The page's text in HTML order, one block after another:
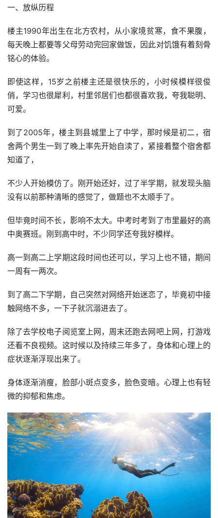
一、放纵历程
楼主1990年出生在北方农村，从小家境贫寒，食不果腹，
每天晚上都要等父母劳动完回家做饭，因此对饥饿有着刻骨
铭心的体验。
即使这样，15岁之前楼主还是很快乐的，小时候模样很俊
俏，学习也很犀利，村里邻居们也都很喜欢我，夸我聪明、
可爱。
到了2005年，楼主到县城里上了中学，那时候是初二，宿
舍两个男生一到了晚上率先开始自渎了，紧接着整个宿舍都
知道了，
不少人开始模仿了。刚开始还好，过了半学期，就发现头脑
没有以前那种清晰的感觉了，做题也不太顺手了。
但毕竟时间不长，影响不太大。中考时考到了市里最好的高
中奥赛班。刚到高中时，不少同学还夸我好模样。
高一到高二上学期这段时间也还可以，学习上也不错，期间
一周有一两次。
到了高二下学期，自己突然对网络开始迷恋了，毕竟初中接
触网络不多，一下子就沉溺进去了。
除了去学校电子阅览室上网，周末还跑去网吧上网，打游戏
还看不良视频。这时候以及持续三年多了，身体和心理上的
症状逐渐浮现出来了。
身体逐渐消瘦，脸部小斑点变多，脸色变暗。心理上也有轻
微的抑郁和焦虑。